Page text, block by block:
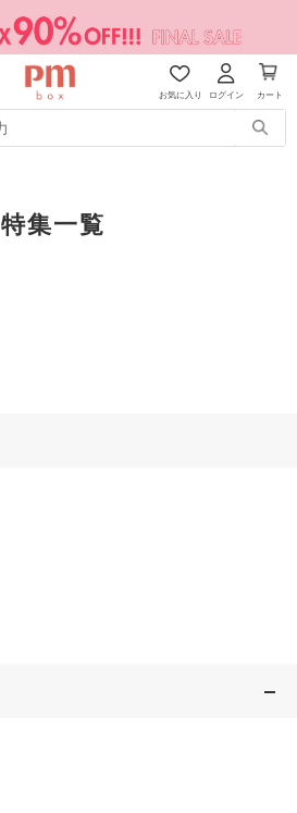
お気に入り ログイン カート
特集一覧